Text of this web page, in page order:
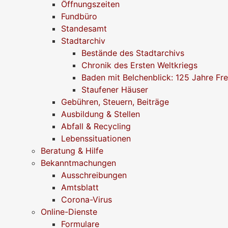
Öffnungszeiten
Fundbüro
Standesamt
Stadtarchiv
Bestände des Stadtarchivs
Chronik des Ersten Weltkriegs
Baden mit Belchenblick: 125 Jahre
Staufener Häuser
Gebühren, Steuern, Beiträge
Ausbildung & Stellen
Abfall & Recycling
Lebenssituationen
Beratung & Hilfe
Bekanntmachungen
Ausschreibungen
Amtsblatt
Corona-Virus
Online-Dienste
Formulare